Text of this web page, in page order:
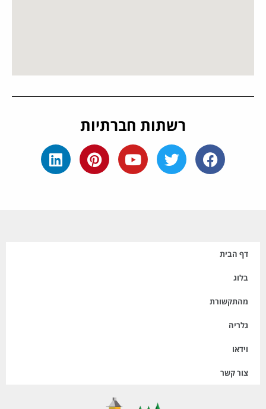
רשתות חברתיות
דף הבית
בלוג
מהתקשורת
גלריה
וידאו
צור קשר